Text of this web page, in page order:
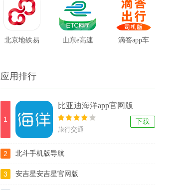
北京地铁易 山东e高速 滴答app车
应用排行
1
比亚迪海洋app官网版
旅行交通
下载
2 北斗手机版导航
3 安吉星安吉星官网版